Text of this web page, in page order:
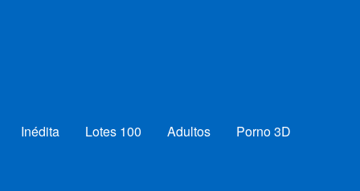
Inédita Lotes 100 Adultos Porno 3D